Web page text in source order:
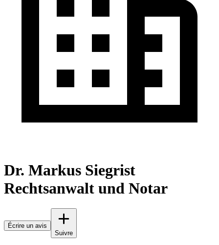
Dr. Markus Siegrist
Rechtsanwalt und Notar
Écrire un avis
Suivre